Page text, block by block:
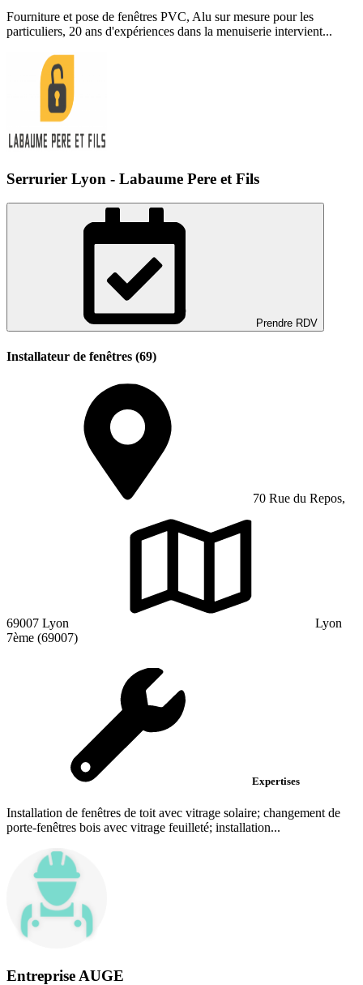
Fourniture et pose de fenêtres PVC, Alu sur mesure pour les
particuliers, 20 ans d'expériences dans la menuiserie intervient...
Serrurier Lyon - Labaume Pere et Fils
Prendre RDV
Installateur de fenêtres (69)
70 Rue du Repos,
69007 Lyon
Lyon
7ème (69007)
Expertises
Installation de fenêtres de toit avec vitrage solaire; changement de
porte-fenêtres bois avec vitrage feuilleté; installation...
Entreprise AUGE